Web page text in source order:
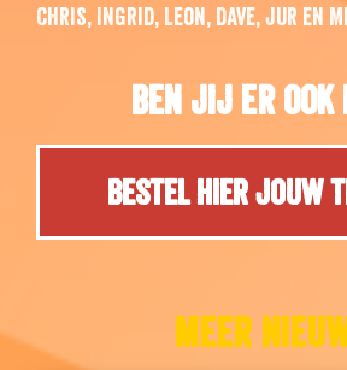
Chris, Ingrid, Leon, Dave, Jur en
Ben jij er ook
Bestel hier jouw
MEER